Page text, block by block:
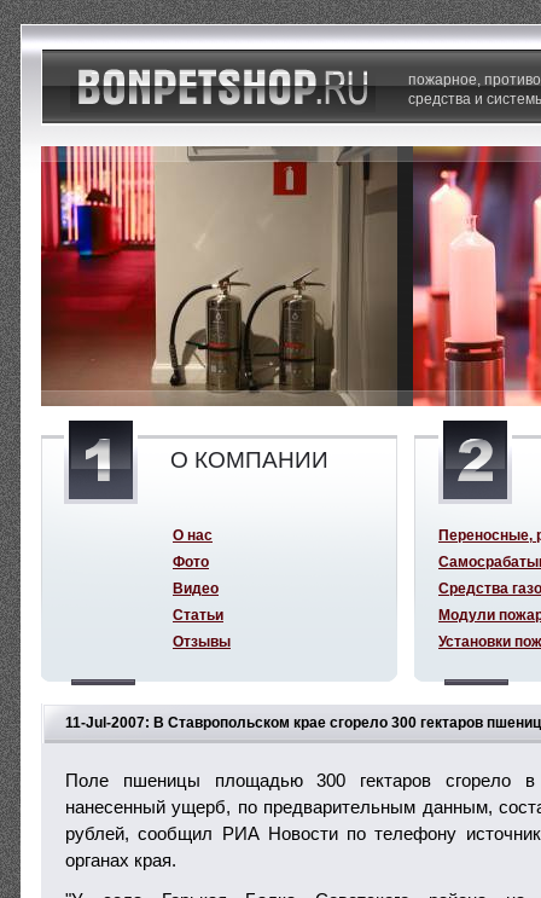
11-Jul-2007: В Ставропольском крае сгорело 300 гектаров
Поле пшеницы площадью 300 гектаров сгорело в
нанесенный ущерб, по предварительным данным,
рублей, сообщил РИА Новости по телефону
органах края.
пожарное,
средства и
О КОМПАНИИ
О нас
Фото
Видео
Статьи
Отзывы
Переносные,
Средства
Модули
Установки